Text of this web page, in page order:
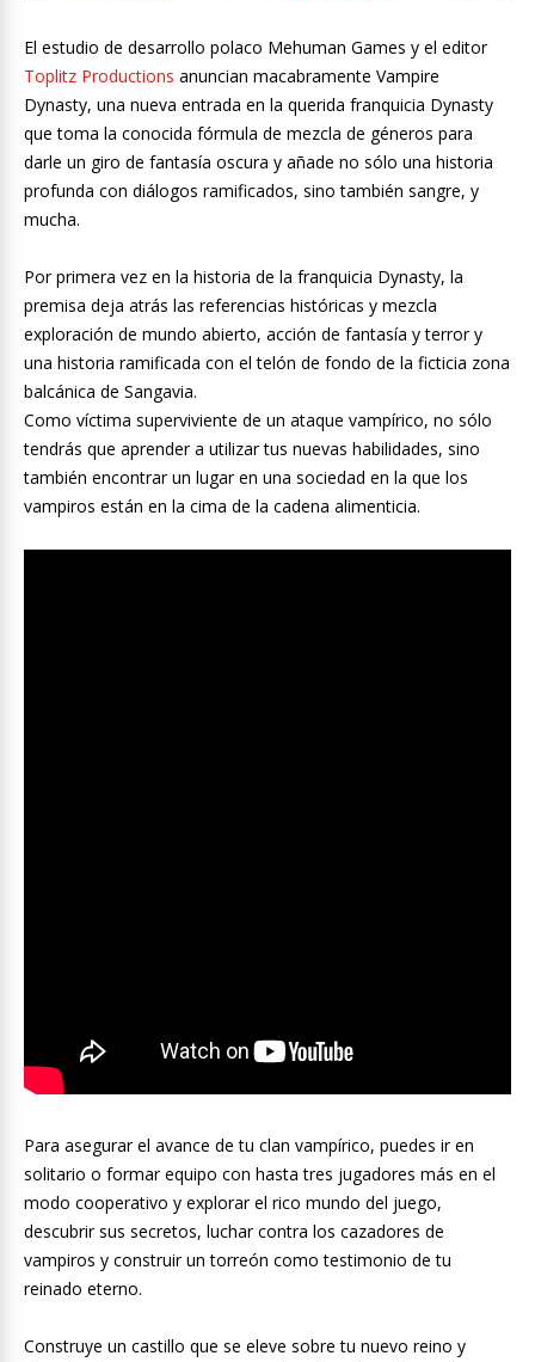
El estudio de desarrollo polaco Mehuman Games y el editor
Toplitz Productions anuncian macabramente Vampire
Dynasty, una nueva entrada en la querida franquicia Dynasty
que toma la conocida fórmula de mezcla de géneros para
darle un giro de fantasía oscura y añade no sólo una historia
profunda con diálogos ramificados, sino también sangre, y
mucha.
Por primera vez en la historia de la franquicia Dynasty, la
premisa deja atrás las referencias históricas y mezcla
exploración de mundo abierto, acción de fantasía y terror y
una historia ramificada con el telón de fondo de la ficticia zona
balcánica de Sangavia.
Como víctima superviviente de un ataque vampírico, no sólo
tendrás que aprender a utilizar tus nuevas habilidades, sino
también encontrar un lugar en una sociedad en la que los
vampiros están en la cima de la cadena alimenticia.
Para asegurar el avance de tu clan vampírico, puedes ir en
solitario o formar equipo con hasta tres jugadores más en el
modo cooperativo y explorar el rico mundo del juego,
descubrir sus secretos, luchar contra los cazadores de
vampiros y construir un torreón como testimonio de tu
reinado eterno.
Construye un castillo que se eleve sobre tu nuevo reino y